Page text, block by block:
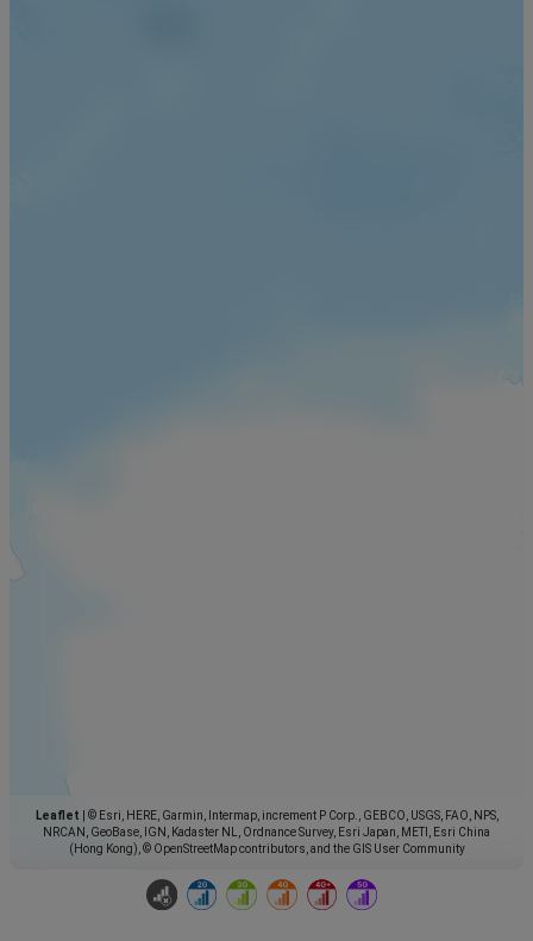
Leaflet
© Esri, HERE, Garmin, Intermap, increment P Corp., GEBCO, USGS, FAO, NPS,
NRCAN, GeoBase, IGN, Kadaster NL, Ordnance Survey, Esri Japan, METI, Esri China
(Hong Kong), © OpenStreetMap contributors, and the GIS User Community